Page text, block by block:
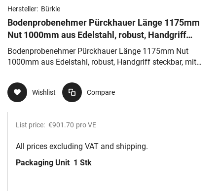
Hersteller: Bürkle
Bodenprobenehmer Pürckhauer Länge 1175mm
Nut 1000mm aus Edelstahl, robust, Handgriff
steckbar, mit rutschfesten Gummigri
Bodenprobenehmer Pürckhauer Länge 1175mm Nut
1000mm aus Edelstahl, robust, Handgriff steckbar, mit
Wishlist Compare
List price: €901.70 pro VE
All prices excluding VAT and shipping.
Packaging Unit 1 Stk